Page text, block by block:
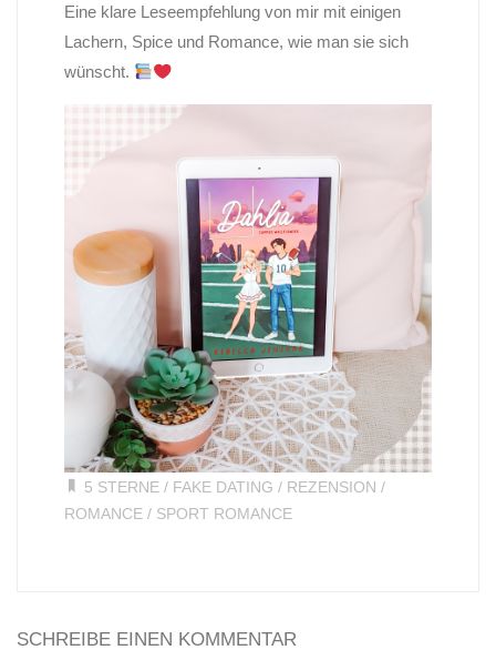
Eine klare Leseempfehlung von mir mit einigen
Lachern, Spice und Romance, wie man sie sich
wünscht.
5 STERNE/ FAKE DATING / REZENSION /
ROMANCE/ SPORT ROMANCE
SCHREIBE EINEN KOMMENTAR